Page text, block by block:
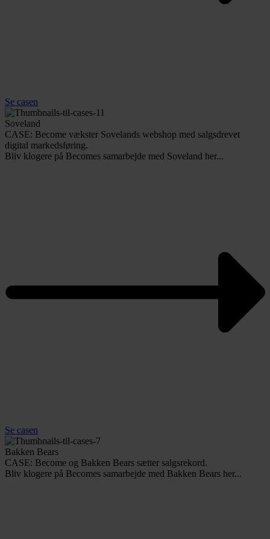
Se casen
Soveland
CASE: Become vækster Sovelands webshop med salgsdrevet
digital markedsføring.
Bliv klogere på Becomes samarbejde med Soveland her...
Se casen
Bakken Bears
CASE: Become og Bakken Bears sætter salgsrekord.
Bliv klogere på Becomes samarbejde med Bakken Bears her...